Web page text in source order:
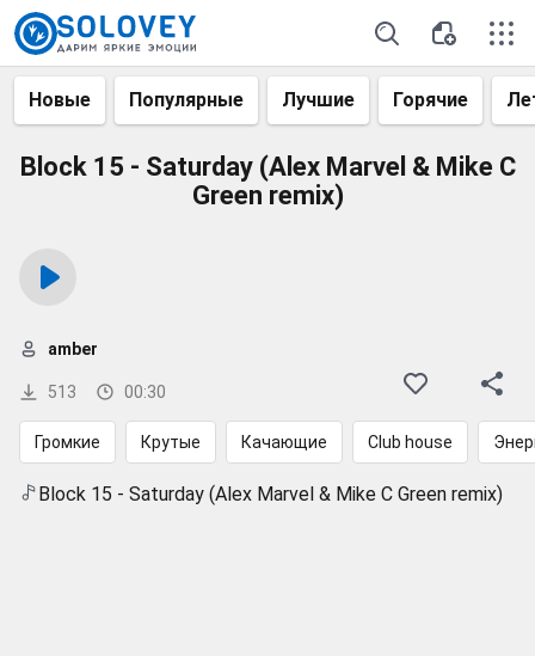
Новые Популярные Лучшие Горячие
Block 15 - Saturday (Alex Marvel & Mike C
Green remix)
513 00:30
amber
Громкие Крутые Качающие Club house
Block 15 - Saturday (Alex Marvel & Mike C Green remix)